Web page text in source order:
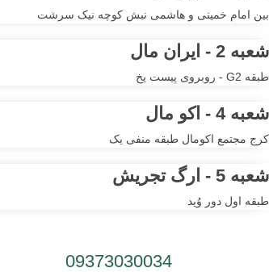
بین امام خمینی و هاشمی نبش کوچه نیک سرشت
شعبه 2 - ایران مال
طبقه G2 - روبروی پیست یخ
شعبه 4 - اکو مال
کرج مجتمع اکومال طبقه منفی یک
شعبه 5 - ارگ تجریش
طبقه اول دور وُید
09373030034